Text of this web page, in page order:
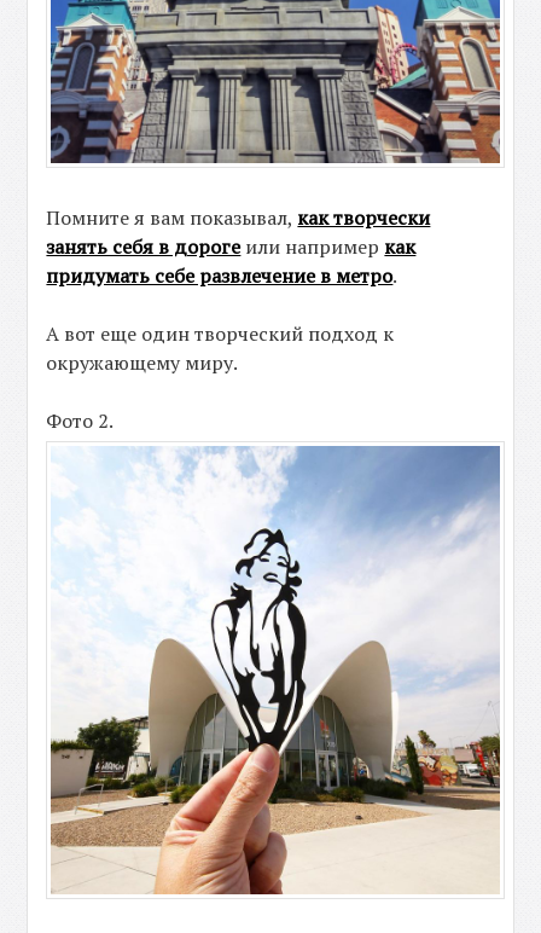
Помните я вам показывал, как творчески
занять себя в дорогеили например как
придумать себе развлечение в метро.
А вот еще один творческий подход к
окружающему миру.
Фото 2.